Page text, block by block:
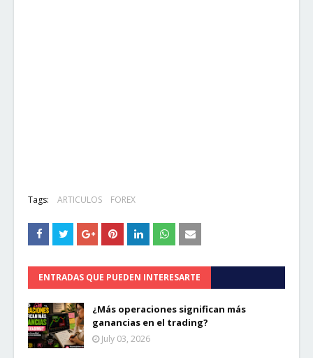
Tags: ARTICULOS FOREX
ENTRADAS QUE PUEDEN INTERESARTE
¿Más operaciones significan más
ganancias en el trading?
July 03, 2026